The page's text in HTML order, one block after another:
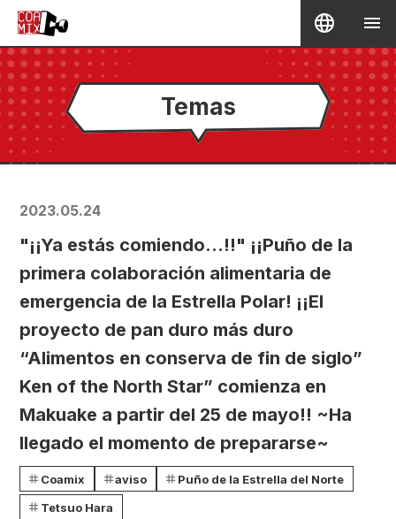
Temas
2023.05.24
"¡¡Ya estás comiendo...!!" ¡¡Puño de la
primera colaboración alimentaria de
emergencia de la Estrella Polar! ¡¡El
proyecto de pan duro más duro
“Alimentos en conserva de fin de siglo”
Ken of the North Star” comienza en
Makuake a partir del 25 de mayo!! ~Ha
llegado el momento de prepararse~
Coamix aviso
Puño de la Estrella del Norte
Tetsuo Hara